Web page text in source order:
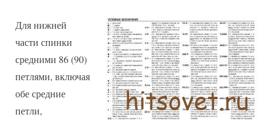
Для нижней
части спинки
средними 86 (90)
петлями, включая
обе средние
петли,